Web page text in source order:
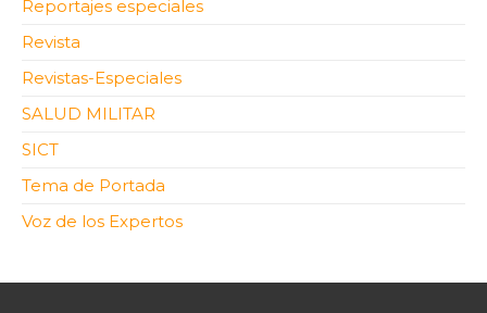
Reportajes especiales
Revista
Revistas-Especiales
SALUD MILITAR
SICT
Tema de Portada
Voz de los Expertos